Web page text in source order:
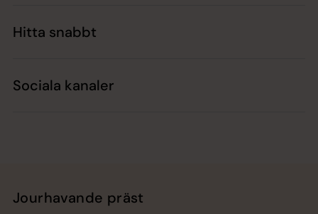
Hitta snabbt
Sociala kanaler
Jourhavande präst